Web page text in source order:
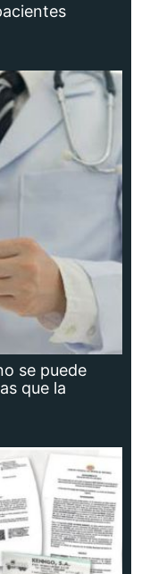
se puede
que la